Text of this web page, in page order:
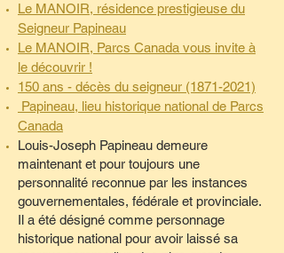
Le MANOIR, résidence prestigieuse du
Seigneur Papineau
Le MANOIR, Parcs Canada vous invite à
le découvrir !
150 ans - décès du seigneur (1871-2021)
Papineau, lieu historique national de Parcs
Canada
Louis-Joseph Papineau demeure
maintenant et pour toujours une
personnalité reconnue par les instances
gouvernementales, fédérale et provinciale.
Il a été désigné comme personnage
historique national pour avoir laissé sa